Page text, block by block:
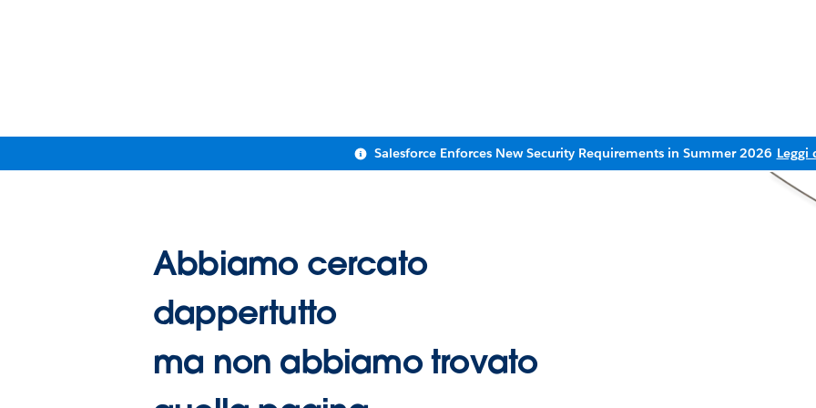
Salesforce Enforces New Security Requirements in Summer 2026 Leggi
Abbiamo cercato
dappertutto
ma non abbiamo trovato